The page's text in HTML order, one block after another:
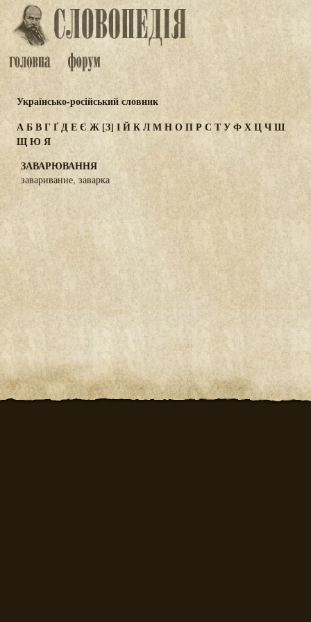
Українсько-російський словник
АБВГҐДЕЄ Ж[З] ІЙКЛМНОПР С ТУФХЦЧШ
ЩЮ Я
ЗАВАРЮВАННЯ
заваривание, заварка